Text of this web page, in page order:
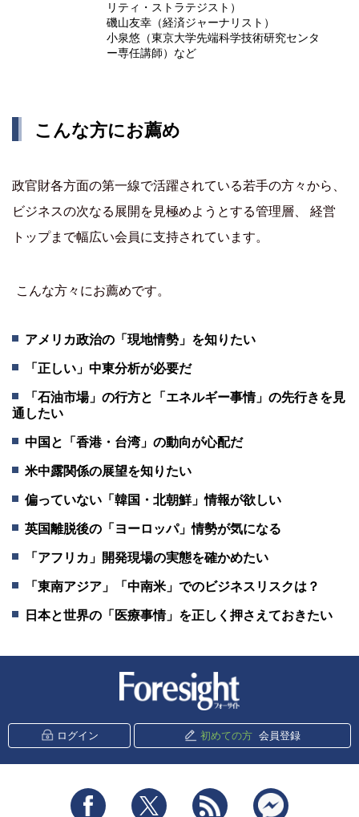
リティ・ストラテジスト）
磯山友幸（経済ジャーナリスト）
小泉悠（東京大学先端科学技術研究センタ
ー専任講師）など
こんな方にお薦め
政官財各方面の第一線で活躍されている若手の方々から、
ビジネスの次なる展開を見極めようとする管理層、 経営
トップまで幅広い会員に支持されています。
こんな方々にお薦めです。
アメリカ政治の「現地情勢」を知りたい
「正しい」中東分析が必要だ
「石油市場」の行方と「エネルギー事情」の先行きを見
通したい
中国と「香港・台湾」の動向が心配だ
米中露関係の展望を知りたい
偏っていない「韓国・北朝鮮」情報が欲しい
英国離脱後の「ヨーロッパ」情勢が気になる
「アフリカ」開発現場の実態を確かめたい
「東南アジア」「中南米」でのビジネスリスクは？
日本と世界の「医療事情」を正しく押さえておきたい
ログイン 初めての方 会員登録
Facebook Twitter RSS